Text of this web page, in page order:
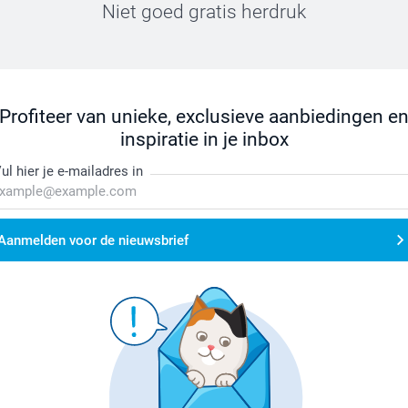
Niet goed gratis herdruk
Profiteer van unieke, exclusieve aanbiedingen en
inspiratie in je inbox
hier je e-mailadres in
voor de nieuwsbrief